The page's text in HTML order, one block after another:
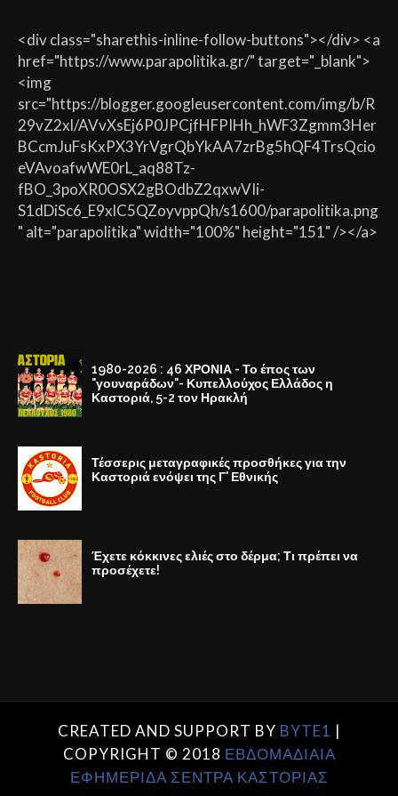
<div class="sharethis-inline-follow-buttons"></div> <a
href="https://www.parapolitika.gr/" target="_blank">
<img
src="https://blogger.googleusercontent.com/img/b/R
29vZ2xl/AVvXsEj6P0JPCjfHFPIHh_hWF3Zgmm3Her
BCcmJuFsKxPX3YrVgrQbYkAA7zrBg5hQF4TrsQcio
eVAvoafwWE0rL_aq88Tz-
fBO_3poXR0OSX2gBOdbZ2qxwVIi-
S1dDiSc6_E9xlC5QZoyvppQh/s1600/parapolitika.png
" alt="parapolitika" width="100%" height="151" /></a>
1980-2026 : 46 ΧΡΟΝΙΑ - Το έπος των
"γουναράδων"- Κυπελλούχος Ελλάδος η
Καστοριά, 5-2 τον Ηρακλή
Τέσσερις μεταγραφικές προσθήκες για την
Καστοριά ενόψει της Γ' Εθνικής
Έχετε κόκκινες ελιές στο δέρμα; Τι πρέπει να
προσέχετε!
CREATED AND SUPPORT BY BYTE1 |
COPYRIGHT © 2018 ΕΒΔΟΜΑΔΙΑΙΑ
ΕΦΗΜΕΡΙΔΑ ΣΕΝΤΡΑ ΚΑΣΤΟΡΙΑΣ